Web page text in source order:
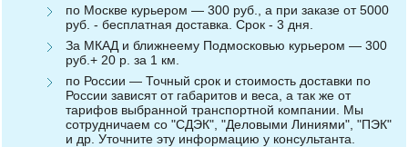
по Москве курьером — 300 руб., а при заказе от 5000
руб. - бесплатная доставка. Срок - 3 дня.
За МКАД и ближнеему Подмосковью курьером — 300
руб.+ 20 р. за 1 км.
по России — Точный срок и стоимость доставки по
России зависят от габаритов и веса, а так же от
тарифов выбранной транспортной компании. Мы
сотрудничаем со "СДЭК", "Деловыми Линиями", "ПЭК"
и др. Уточните эту информацию у консультанта.